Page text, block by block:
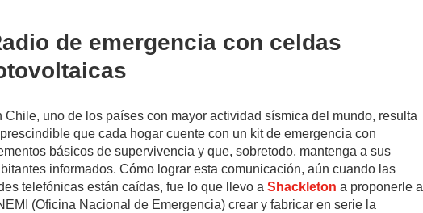
de emergencia con celdas
Chile, uno de los países con mayor actividad sísmica del mundo, resulta
que cada hogar cuente con un kit de emergencia con
básicos de supervivencia y que, sobretodo, mantenga a sus
informados. Cómo lograr esta comunicación, aún cuando las
telefónicas están caídas, fue lo que llevo aShackleton a proponerle a
(Oficina Nacional de Emergencia) crear y fabricar en serie la
author/laura-